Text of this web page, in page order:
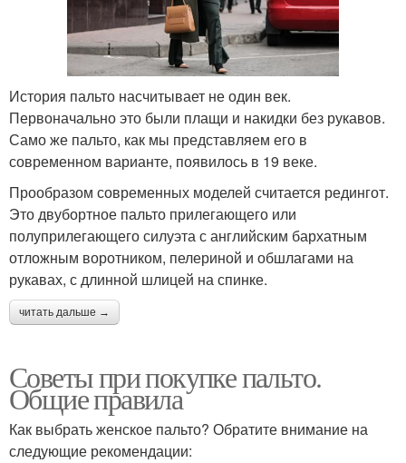
История пальто насчитывает не один век.
Первоначально это были плащи и накидки без рукавов.
Само же пальто, как мы представляем его в
современном варианте, появилось в 19 веке.
Прообразом современных моделей считается редингот.
Это двубортное пальто прилегающего или
полуприлегающего силуэта с английским бархатным
отложным воротником, пелериной и обшлагами на
рукавах, с длинной шлицей на спинке.
читать дальше →
Советы при покупке пальто.
Общие правила
Как выбрать женское пальто? Обратите внимание на
следующие рекомендации: